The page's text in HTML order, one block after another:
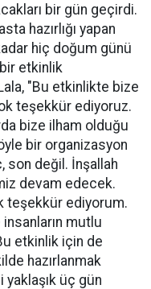
bir gün geçirdi.
hazırlığı yapan
hiç doğum günü
etkinlik
"Bu etkinlikte bize
teşekkür ediyoruz.
bize ilham olduğu
bir organizasyon
son değil. İnşallah
devam edecek.
teşekkür ediyorum.
mutlu
etkinlik için de
hazırlanmak
yaklaşık üç gün